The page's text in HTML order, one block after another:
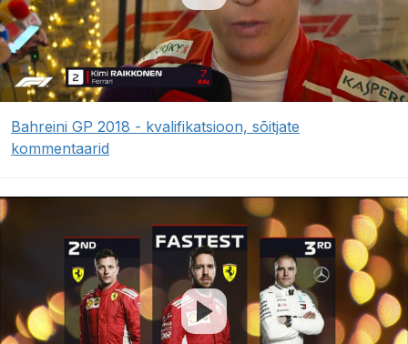
Bahreini GP 2018 - kvalifikatsioon, sõitjate
kommentaarid